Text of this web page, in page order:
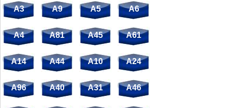
A3 A9 A5 A6
A4 A81 A45 A61
A14 A44 A10 A24
A96 A40 A31 A46